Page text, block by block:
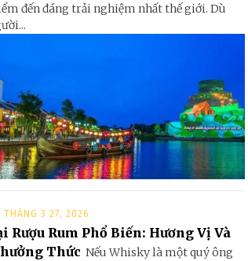
đến đáng trải nghiệm nhất thế giới. Dù
THÁNG 3 27, 2026
Rượu Rum Phổ Biến: Hương Vị Và
Thức Nếu Whisky là một quý ông